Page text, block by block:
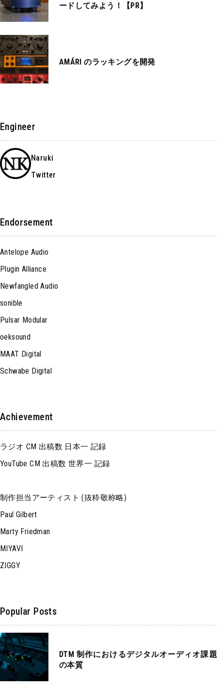
ードしてみよう！【PR】
AMÁRI のラッキングを開発
Engineer
Naruki
Twitter
Endorsement
Antelope Audio
Plugin Alliance
Newfangled Audio
sonible
Pulsar Modular
oeksound
MAAT Digital
Schwabe Digital
Achievement
ラジオ CM 出稿数 日本一 記録
YouTube CM 出稿数 世界一 記録
制作担当アーティスト (抜粋敬称略)
Paul Gilbert
Marty Friedman
MIYAVI
ZIGGY
Popular Posts
DTM 制作におけるデジタルオーディオ課題
の本質